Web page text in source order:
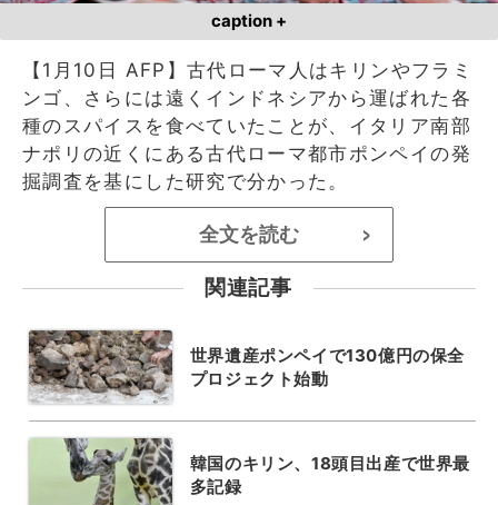
caption +
【1月10日 AFP】古代ローマ人はキリンやフラミ
ンゴ、さらには遠くインドネシアから運ばれた各
種のスパイスを食べていたことが、イタリア南部
ナポリの近くにある古代ローマ都市ポンペイの発
掘調査を基にした研究で分かった。
全文を読む >
関連記事
世界遺産ポンペイで130億円の保全
プロジェクト始動
韓国のキリン、18頭目出産で世界最
多記録